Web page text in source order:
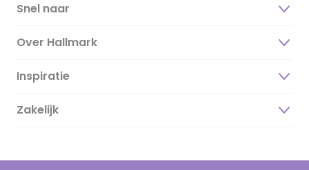
Snel naar
Over Hallmark
Over ons
Duurzaamheid
Inspiratie
Magazine
Cadeau inspiratie
Zakelijk